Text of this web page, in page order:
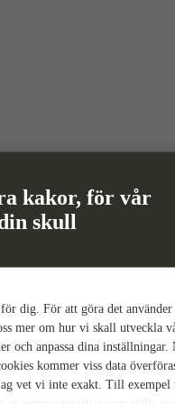
kakor, för vår
skull
dig. För att göra det
mer om hur vi skall utveckla
och anpassa dina inställningar.
kommer viss data
vet vi inte exakt. Till